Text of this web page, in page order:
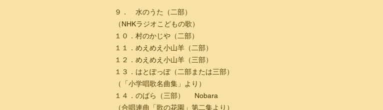
９． 水のうた
（二部）
（NHKラジオこどもの歌）
１０．村のかじや （二部）
１１．めえめえ小山羊 （二部）
１２．めえめえ小山羊 （三部）
１３．はとぽっぽ（二部または三部）
（「小学唱歌名曲集」より）
１４．のばら
（三部） Nobara
（合唱連曲「歌の花園」第二集より）